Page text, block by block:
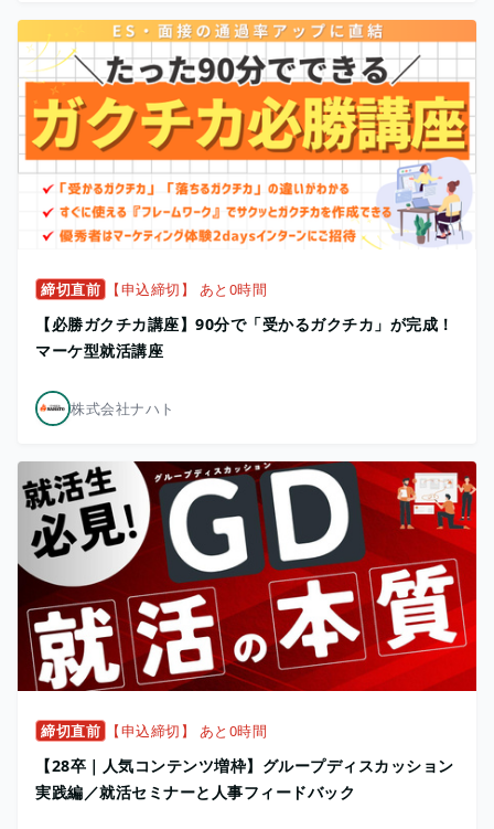
締切直前 【申込締切】 あと0時間
【必勝ガクチカ講座】90分で「受かるガクチカ」が完成！
マーケ型就活講座
株式会社ナハト
締切直前 【申込締切】 あと0時間
【28卒｜人気コンテンツ増枠】グループディスカッション
実践編／就活セミナーと人事フィードバック